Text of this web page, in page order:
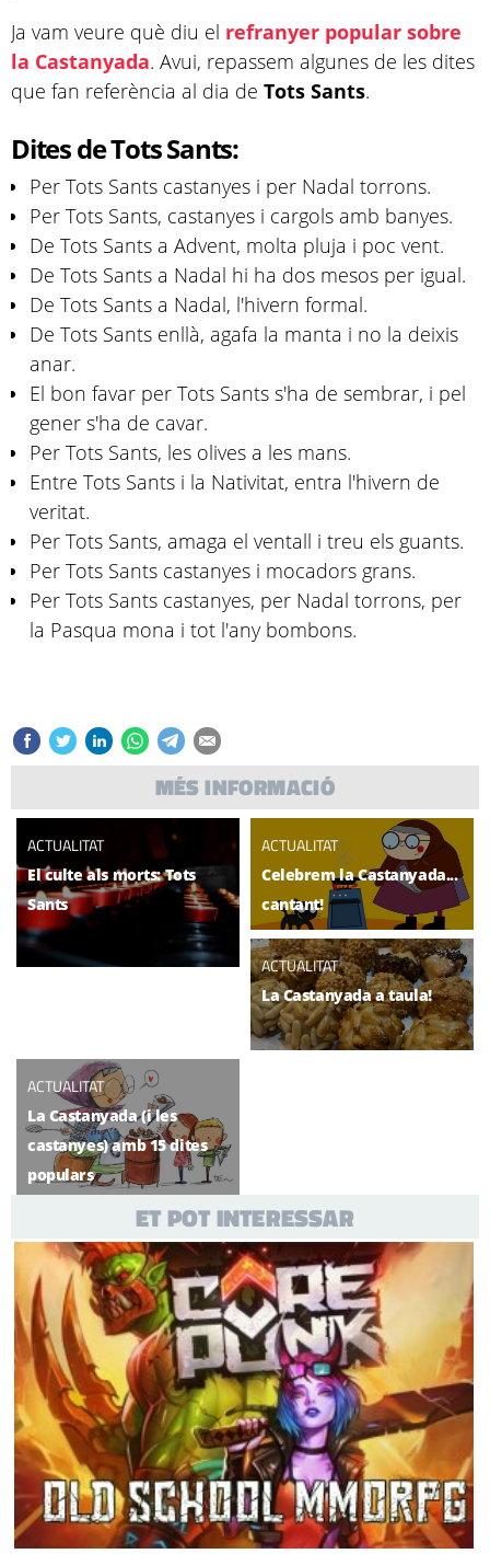
Ja vam veure què diu el refranyer popular sobre
la Castanyada. Avui, repassem algunes de les dites
que fan referència al dia de Tots Sants.
Dites de Tots Sants:
Per Tots Sants castanyes i per Nadal torrons.
Per Tots Sants, castanyes i cargols amb banyes.
De Tots Sants a Advent, molta pluja i poc vent.
De Tots Sants a Nadal hi ha dos mesos per igual.
De Tots Sants a Nadal, l'hivern formal.
De Tots Sants enllà, agafa la manta i no la deixis
anar.
El bon favar per Tots Sants s'ha de sembrar, i pel
gener s'ha de cavar.
Per Tots Sants, les olives a les mans.
Entre Tots Sants i la Nativitat, entra l'hivern de
veritat.
Per Tots Sants, amaga el ventall i treu els guants.
Per Tots Sants castanyes i mocadors grans.
Per Tots Sants castanyes, per Nadal torrons, per
la Pasqua mona i tot l'any bombons.
MÉS INFORMACIÓ
ACTUALITAT
El culte als morts: Tots
Sants
ACTUALITAT
Celebrem la Castanyada...
cantant!
ACTUALITAT
La Castanyada a taula!
ACTUALITAT
La Castanyada (i les
castanyes) amb 15 dites
populars
ET POT INTERESSAR